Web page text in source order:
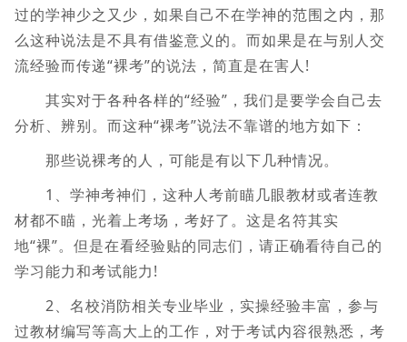
过的学神少之又少，如果自己不在学神的范围之内，那
么这种说法是不具有借鉴意义的。而如果是在与别人交
流经验而传递“裸考”的说法，简直是在害人!
其实对于各种各样的“经验”，我们是要学会自己去
分析、辨别。而这种“裸考”说法不靠谱的地方如下：
那些说裸考的人，可能是有以下几种情况。
1、学神考神们，这种人考前瞄几眼教材或者连教
材都不瞄，光着上考场，考好了。这是名符其实
地“裸”。但是在看经验贴的同志们，请正确看待自己的
学习能力和考试能力!
2、名校消防相关专业毕业，实操经验丰富，参与
过教材编写等高大上的工作，对于考试内容很熟悉，考